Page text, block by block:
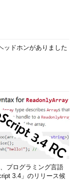
ッドホンがありました
プログラミング言語
3.4」のリリース候